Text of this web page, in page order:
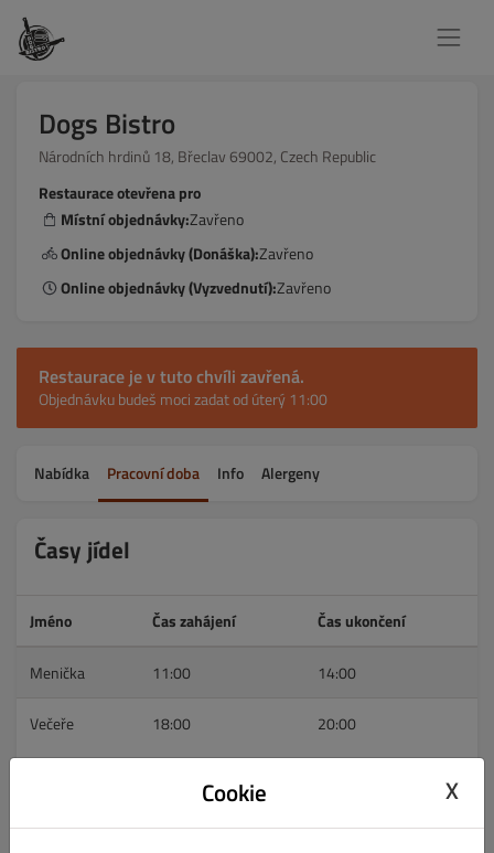
Dogs Bistro
Národních hrdinů 18, Břeclav 69002, Czech Republic
Restaurace otevřena pro
Místní objednávky:Zavřeno
Online objednávky (Donáška):Zavřeno
Online objednávky (Vyzvednutí):Zavřeno
Restaurace je v tuto chvíli zavřená.
Objednávku budeš moci zadat od úterý 11:00
Nabídka Pracovní doba Info Alergeny
Časy jídel
Jméno Čas zahájení Čas ukončení
Menička 11:00 14:00
Večeře 18:00 20:00
Cookie X